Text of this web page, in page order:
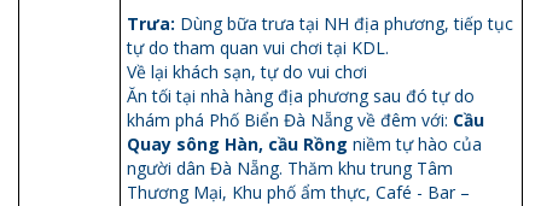
Trưa: Dùng bữa trưa tại NH địa phương, tiếp tục
tự do tham quan vui chơi tại KDL.
Về lại khách sạn, tự do vui chơi
Ăn tối tại nhà hàng địa phương sau đó tự do
khám phá Phố Biển Đà Nẵng về đêm với: Cầu
Quay sông Hàn, cầu Rồng niềm tự hào của
người dân Đà Nẵng. Thăm khu trung Tâm
Thương Mại, Khu phố ẩm thực, Café - Bar –